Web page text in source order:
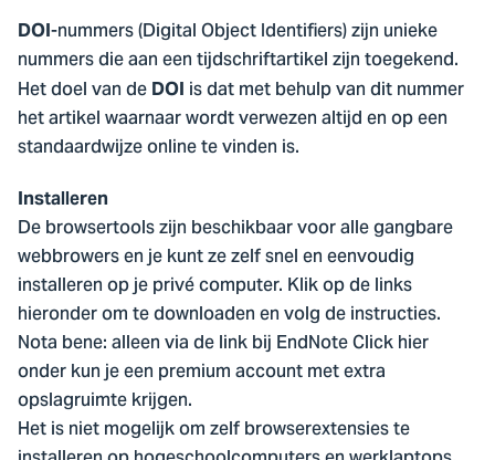
DOI-nummers (Digital Object Identifiers) zijn unieke
nummers die aan een tijdschriftartikel zijn toegekend.
Het doel van de DOI is dat met behulp van dit nummer
het artikel waarnaar wordt verwezen altijd en op een
standaardwijze online te vinden is.
Installeren
De browsertools zijn beschikbaar voor alle gangbare
webbrowers en je kunt ze zelf snel en eenvoudig
installeren op je privé computer. Klik op de links
hieronder om te downloaden en volg de instructies.
Nota bene: alleen via de link bij EndNote Click hier
onder kun je een premium account met extra
opslagruimte krijgen.
Het is niet mogelijk om zelf browserextensies te